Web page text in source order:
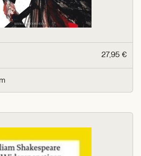
27,95 €